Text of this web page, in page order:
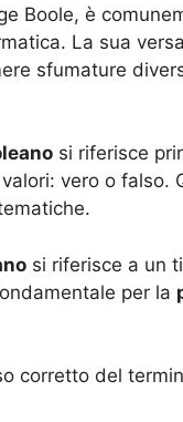
Boole, è
La sua
sfumature
si riferisce
vero o falso.
si riferisce a un
per la
corretto del